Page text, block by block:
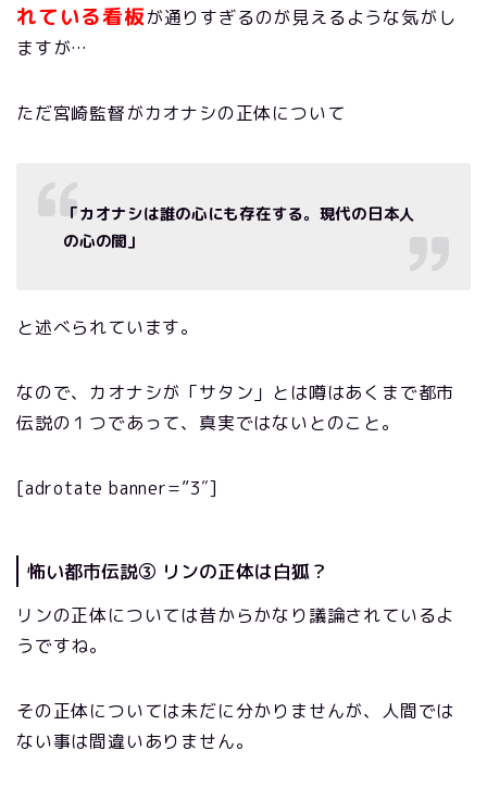
れている看板が通りすぎるのが見えるような気がし
ますが…
ただ宮崎監督がカオナシの正体について
「カオナシは誰の心にも存在する。 現代の日本人
の心の闇」
と述べられています。
なので、カオナシが「サタン」とは噂はあくまで都市
伝説の１つであって、真実ではないとのこと。
[adrotate banner=”3″]
怖い都市伝説③ リンの正体は白狐？
リンの正体については昔からかなり議論されているよ
うですね。
その正体については未だに分かりませんが、人間では
ない事は間違いありません。